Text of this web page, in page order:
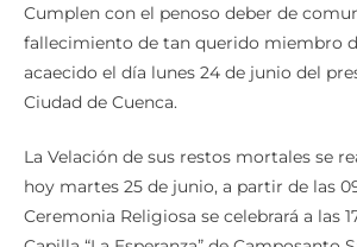
Cumplen con el penoso deber de
fallecimiento de tan querido miembro
acaecido el día lunes 24 de junio del
Ciudad de Cuenca.
La Velación de sus restos mortales se
hoy martes 25 de junio, a partir de las
Ceremonia Religiosa se celebrará a las